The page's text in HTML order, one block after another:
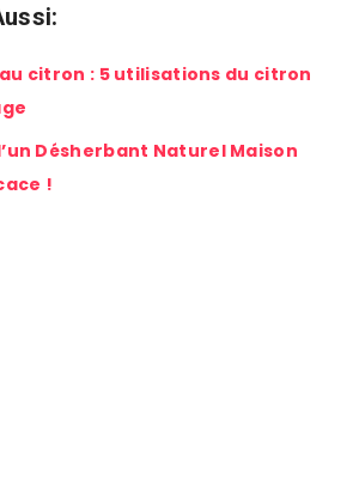
citron : 5 utilisations du citron
Désherbant Naturel Maison
!